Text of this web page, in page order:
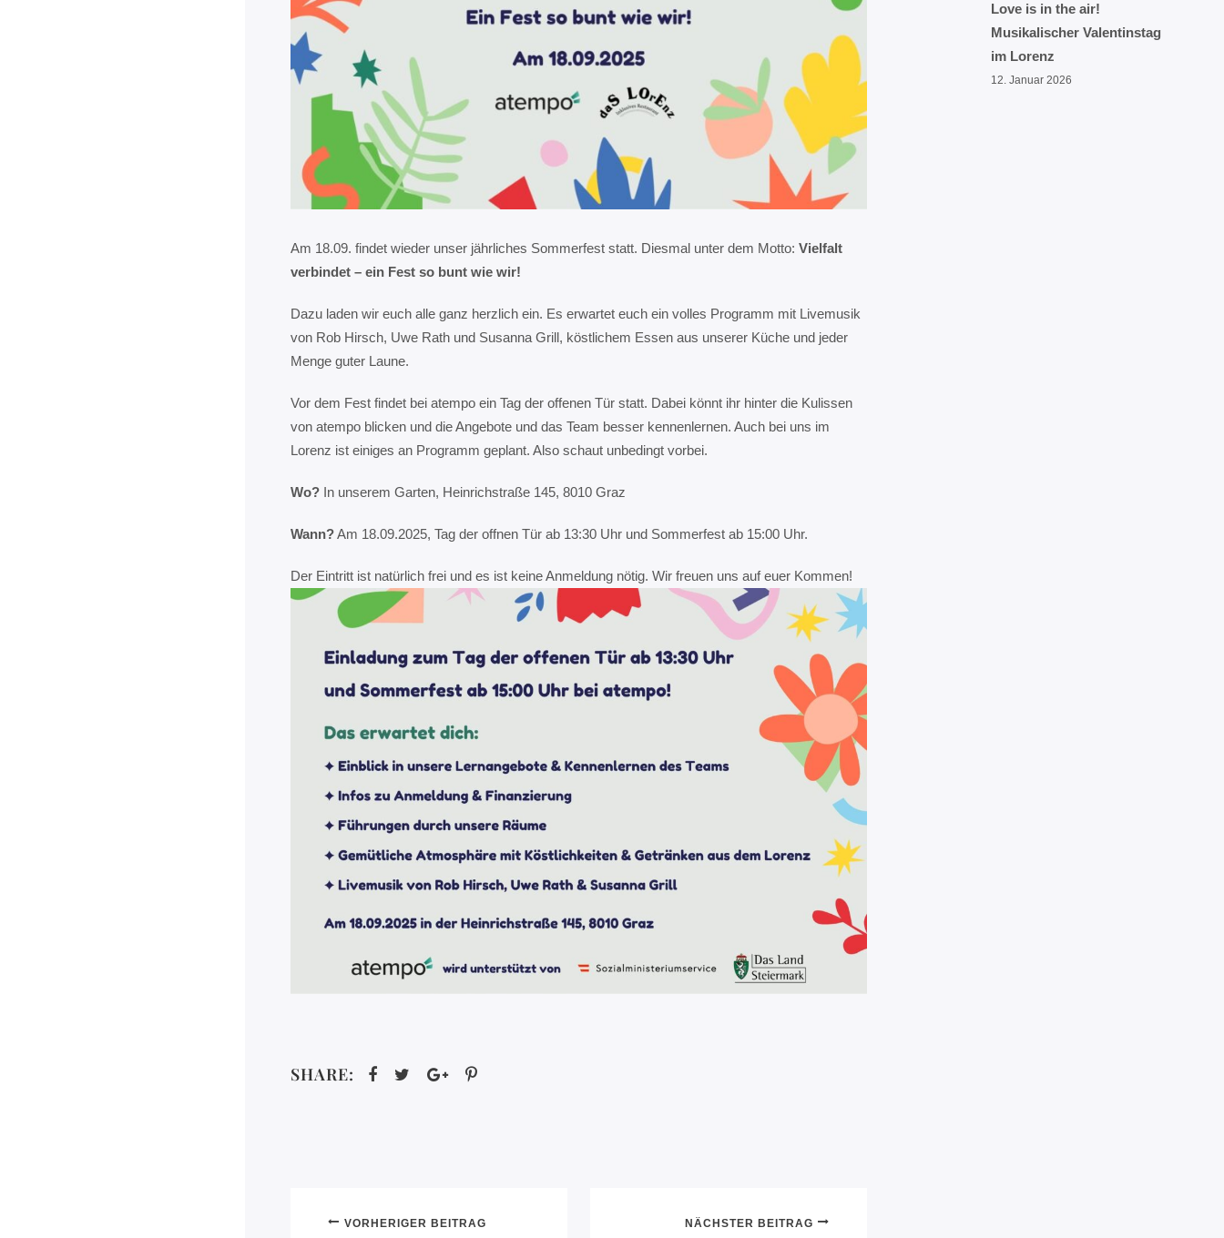
Am 18.09. findet wieder unser jährliches Sommerfest statt. Diesmal unter dem Motto: Vielfalt
verbindet – ein Fest so bunt wie wir!
Dazu laden wir euch alle ganz herzlich ein. Es erwartet euch ein volles Programm mit Livemusik
von Rob Hirsch, Uwe Rath und Susanna Grill, köstlichem Essen aus unserer Küche und jeder
Menge guter Laune.
Vor dem Fest findet bei atempo ein Tag der offenen Tür statt. Dabei könnt ihr hinter die Kulissen
von atempo blicken und die Angebote und das Team besser kennenlernen. Auch bei uns im
Lorenz ist einiges an Programm geplant. Also schaut unbedingt vorbei.
Wo?In unserem Garten, Heinrichstraße 145, 8010 Graz
Wann?Am 18.09.2025, Tag der offnen Tür ab 13:30 Uhr und Sommerfest ab 15:00 Uhr.
Der Eintritt ist natürlich frei und es ist keine Anmeldung nötig. Wir freuen uns auf euer Kommen!
SHARE:
VORHERIGER BEITRAG NÄCHSTER BEITRAG
Love is in the air!
Musikalischer Valentinstag
im Lorenz
12. Januar 2026